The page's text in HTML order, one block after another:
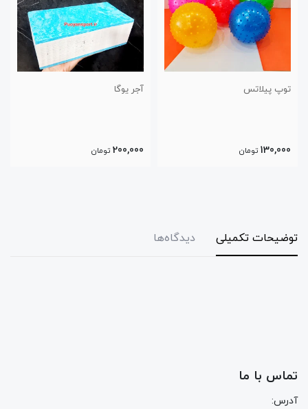
توضیحات تکمیلی دیدگاه‌ها
تماس با ما
آدرس: